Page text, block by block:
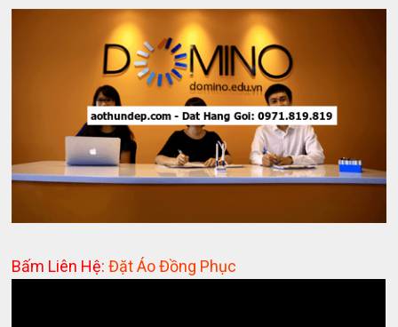
Bấm Liên Hệ:Đặt Áo Đồng Phục